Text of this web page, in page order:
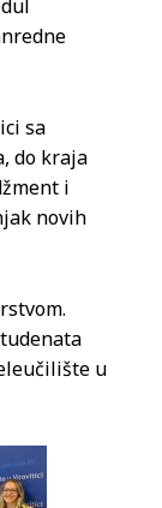
sa
do kraja
i
novih
u